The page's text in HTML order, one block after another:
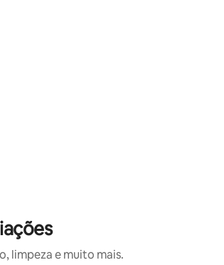
limpeza e muito mais.